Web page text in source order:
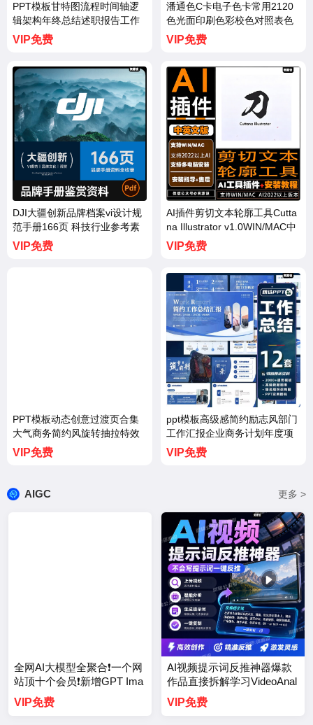
PPT模板甘特图流程时间轴逻
辑架构年终总结述职报告工作
汇报图表【3726期】
VIP免费
潘通色C卡电子色卡常用2120
色光面印刷色彩校色对照表色
卡素材PDF【3725期】
VIP免费
DJI大疆创新品牌档案vi设计规
范手册166页 科技行业参考素
材资料【3724期】
VIP免费
AI插件剪切文本轮廓工具Cutta
na Illustrator v1.0WIN/MAC中
文汉化【3723期】
VIP免费
PPT模板动态创意过渡页合集
大气商务简约风旋转抽拉特效
工作汇报【3722期】
VIP免费
ppt模板高级感简约励志风部门
工作汇报企业商务计划年度项
目总结【3721期】
VIP免费
AIGC 更多 >
全网AI大模型全聚合❗一个网
站顶十个会员❗新增GPT Ima
ge 2❗
VIP免费
AI视频提示词反推神器爆款
作品直接拆解学习VideoAnal
ysis【3750期】
VIP免费